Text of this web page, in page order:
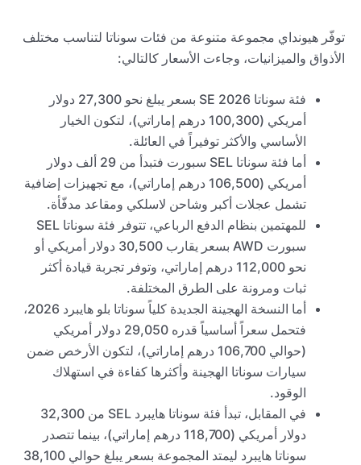
توفّر هيونداي مجموعة متنوعة من فئات سوناتا لتناسب مختلف
الأذواق والميزانيات، وجاءت الأسعار كالتالي:
فئة سوناتا SE 2026 بسعر يبلغ نحو 27,300 دولار
أمريكي (100,300 درهم إماراتي)، لتكون الخيار
الأساسي والأكثر توفيراً في العائلة.
أما فئة سوناتا SEL سبورت فتبدأ من 29 ألف دولار
أمريكي (106,500 درهم إماراتي)، مع تجهيزات إضافية
تشمل عجلات أكبر وشاحن لاسلكي ومقاعد مدفّأة.
للمهتمين بنظام الدفع الرباعي، تتوفر فئة سوناتا SEL
سبورت AWD بسعر يقارب 30,500 دولار أمريكي أو
نحو 112,000 درهم إماراتي، وتوفر تجربة قيادة أكثر
ثبات ومرونة على الطرق المختلفة.
أما النسخة الهجينة الجديدة كلياً سوناتا بلو هايبرد 2026،
فتحمل سعراً أساسياً قدره 29,050 دولار أمريكي
(حوالي 106,700 درهم إماراتي)، لتكون الأرخص ضمن
سيارات سوناتا الهجينة وأكثرها كفاءة في استهلاك
الوقود.
في المقابل، تبدأ فئة سوناتا هايبرد SEL من 32,300
دولار أمريكي (118,700 درهم إماراتي)، بينما تتصدر
سوناتا هايبرد ليمتد المجموعة بسعر يبلغ حوالي 38,100